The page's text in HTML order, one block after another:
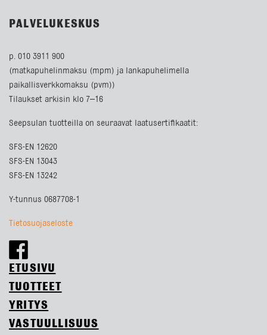
PALVELUKESKUS
p. 010 3911 900
(matkapuhelinmaksu (mpm) ja lankapuhelimella
paikallisverkkomaksu (pvm))
Tilaukset arkisin klo 7–16
Seepsulan tuotteilla on seuraavat laatusertifikaatit:
SFS-EN 12620
SFS-EN 13043
SFS-EN 13242
Y-tunnus 0687708-1
Tietosuojaseloste
ETUSIVU
TUOTTEET
YRITYS
VASTUULLISUUS